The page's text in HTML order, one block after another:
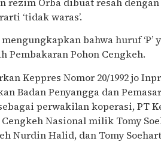
‘tidak waras’.
bahwa huruf ‘P’
Pembakaran Pohon Cengkeh.
Keppres Nomor 20/1992 jo
Badan Penyangga dan
perwakilan koperasi, PT
Nasional milik Tomy
Nurdin Halid, dan Tomy